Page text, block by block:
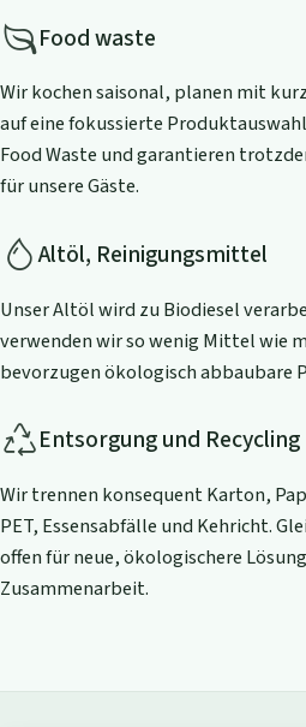
Food waste
Wir kochen saisonal, planen mit
auf eine fokussierte
Food Waste und garantieren
für unsere Gäste.
Altöl, Reinigungsmittel
Unser Altöl wird zu Biodiesel
verwenden wir so wenig Mittel wie
bevorzugen ökologisch abbaubare
Entsorgung und Recycling
Wir trennen konsequent Karton,
PET, Essensabfälle und Kehricht.
offen für neue, ökologischere
Zusammenarbeit.